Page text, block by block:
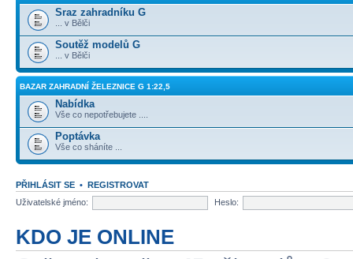
Sraz zahradníku G
... v Bělči
Soutěž modelů G
... v Bělči
BAZAR ZAHRADNÍ ŽELEZNICE G 1:22,5
Nabídka
Vše co nepotřebujete ....
Poptávka
Vše co sháníte ...
PŘIHLÁSIT SE • REGISTROVAT
Uživatelské jméno:
Heslo:
KDO JE ONLINE